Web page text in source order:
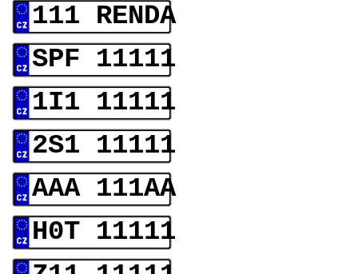
111 RENDA
SPF 11111
1I1 11111
2S1 11111
AAA 111AA
H0T 11111